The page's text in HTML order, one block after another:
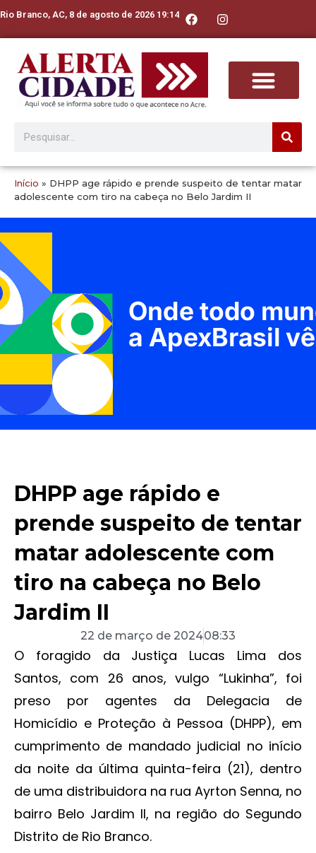
Rio Branco, AC, 8 de agosto de 2026 19:14
Início » DHPP age rápido e prende suspeito de tentar matar
adolescente com tiro na cabeça no Belo Jardim II
DHPP age rápido e
prende suspeito de tentar
matar adolescente com
tiro na cabeça no Belo
Jardim II
22 de março de 202408:33
O foragido da Justiça Lucas Lima dos
Santos, com 26 anos, vulgo “Lukinha”, foi
preso por agentes da Delegacia de
Homicídio e Proteção à Pessoa (DHPP), em
cumprimento de mandado judicial no início
da noite da última quinta-feira (21), dentro
de uma distribuidora na rua Ayrton Senna, no
bairro Belo Jardim II, na região do Segundo
Distrito de Rio Branco.